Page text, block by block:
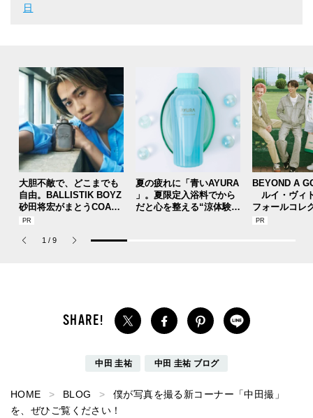
日
大胆不敵で、どこまでも
自由。BALLISTIK BOYZ
砂田将宏がまとうCOACH
の新作フレグランス「コ
パルファム」
夏の疲れに「青いAYURA
」。夏限定入浴料でから
だと心を整える“涼体験”
BEYOND A
ルイ・ヴィ
フォールコレ
描くプレッピ
1 / 9
中田 圭祐 中田 圭祐 ブログ
HOME BLOG
僕が写真を撮る新コーナー「中田撮」
を、ぜひご覧ください！